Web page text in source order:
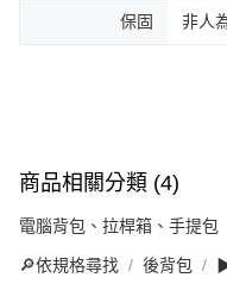
保固 非人
商品相關分類 (4)
電腦背包、拉桿箱、手提包
🔎依規格尋找 後背包